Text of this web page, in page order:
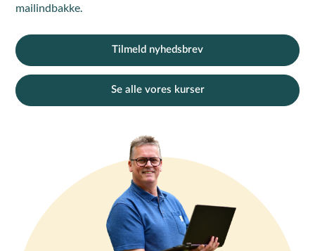
mailindbakke.
Tilmeld nyhedsbrev
Se alle vores kurser